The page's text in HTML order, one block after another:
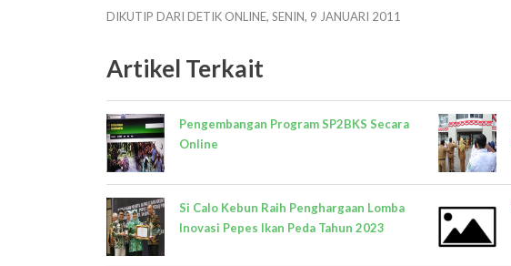
DIKUTIP DARI DETIK ONLINE, SENIN, 9 JANUARI 2011
Artikel Terkait
Pengembangan Program SP2BKS Secara
Online
Si Calo Kebun Raih Penghargaan Lomba
Inovasi Pepes Ikan Peda Tahun 2023